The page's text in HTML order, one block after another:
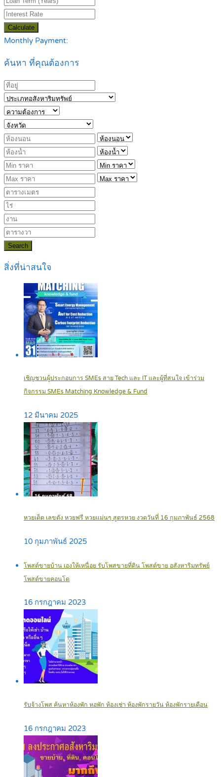
Calculate
Monthly Payment:
ค้นหา ที่คุณต้องการ
Search
สิ่งที่น่าสนใจ
เชิญชวนผู้ประกอบการ SMEs สาย Tech และ IT และผู้ที่สนใจ เข้าร่วม
กิจกรรม SMEs Matching Knowledge & Fund
12 มีนาคม 2025
หวยเด็ด เลขดัง หวยฟรี หวยแม่นๆ สูตรหวย งวดวันที่ 16 กุมภาพันธ์ 2568
10 กุมภาพันธ์ 2025
โพสต์ขายบ้าน เองให้เหนื่อย รับโพสขายที่ดิน โพสต์ขาย อสังหาริมทรัพย์
โพสต์ขายคอนโด
16 กรกฎาคม 2023
รับจ้างโพส ค้นหาห้องพัก หอพัก ห้องเช่า ห้องพักรายวัน ห้องพักรายเดือน
16 กรกฎาคม 2023